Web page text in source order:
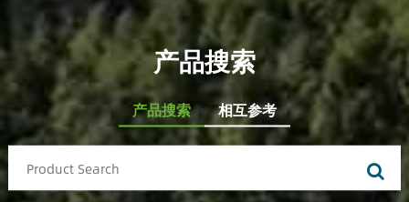
产品搜索
产品搜索 相互参考